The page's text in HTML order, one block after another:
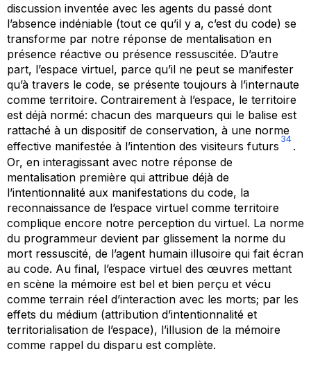
discussion inventée avec les agents du passé dont
l’absence indéniable (tout ce qu’il y a, c’est du code) se
transforme par notre réponse de mentalisation en
présence réactive ou présence ressuscitée. D’autre
part, l’espace virtuel, parce qu’il ne peut se manifester
qu’à travers le code, se présente toujours à l’internaute
comme territoire. Contrairement à l’espace, le territoire
est déjà normé: chacun des marqueurs qui le balise est
rattaché à un dispositif de conservation, à une norme
effective manifestée à l’intention des visiteurs futurs
34
.
Or, en interagissant avec notre réponse de
mentalisation première qui attribue déjà de
l’intentionnalité aux manifestations du code, la
reconnaissance de l’espace virtuel comme territoire
complique encore notre perception du virtuel. La norme
du programmeur devient par glissement la norme du
mort ressuscité, de l’agent humain illusoire qui fait écran
au code. Au final, l’espace virtuel des œuvres mettant
en scène la mémoire est bel et bien perçu et vécu
comme terrain réel d’interaction avec les morts; par les
effets du médium (attribution d’intentionnalité et
territorialisation de l’espace), l’illusion de la mémoire
comme rappel du disparu est complète.